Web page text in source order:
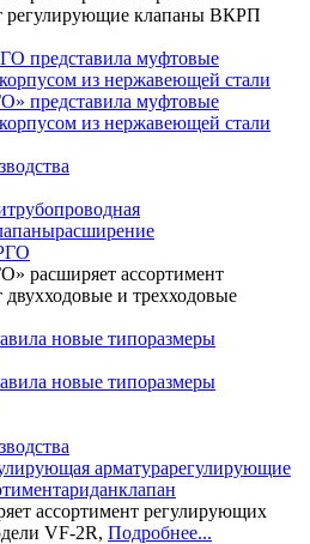
регулирующие клапаны ВКРП
представила муфтовые
из нержавеющей стали
трубопроводная
расширение
расширяет ассортимент
и трехходовые
новые типоразмеры
арматурарегулирующие
риданклапан
ассортимент регулирующих
VF-2R, Подробнее...